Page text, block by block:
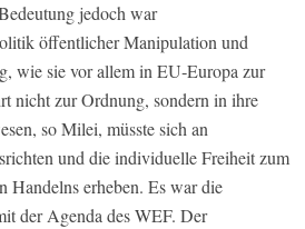
jedoch war
öffentlicher Manipulation und
wie sie vor allem in EU‑Europa zur
nicht zur Ordnung, sondern in ihre
so Milei, müsste sich an
und die individuelle Freiheit zum
Handelns erheben. Es war die
der Agenda des WEF. Der